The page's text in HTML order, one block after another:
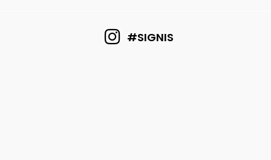
#SIGNIS